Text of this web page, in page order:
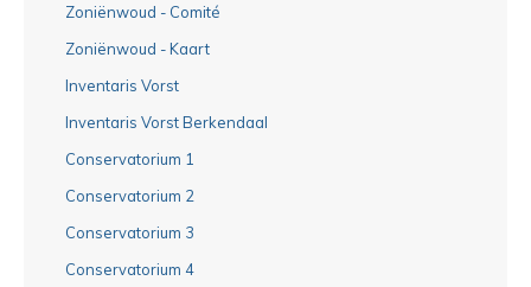
Zoniënwoud - Comité
Zoniënwoud - Kaart
Inventaris Vorst
Inventaris Vorst Berkendaal
Conservatorium 1
Conservatorium 2
Conservatorium 3
Conservatorium 4